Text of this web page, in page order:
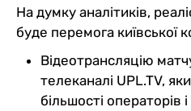
На думку аналітиків,
буде перемога київської
Відеотрансляцію
телеканалі UPL.TV,
більшості операторів